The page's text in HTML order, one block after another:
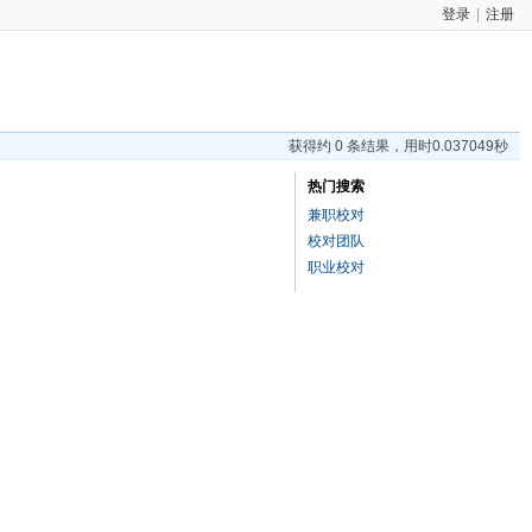
登录 注册
获得约 0 条结果，用时0.037049秒
热门搜索
兼职校对
校对团队
职业校对